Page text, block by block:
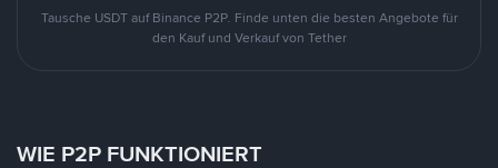
Tausche USDT auf Binance P2P. Finde unten die besten Angebote für
den Kauf und Verkauf von Tether
WIE P2P FUNKTIONIERT